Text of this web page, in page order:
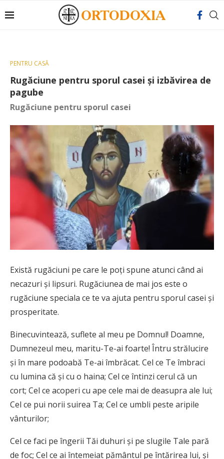
PENTRU CASĂ
Rugăciune pentru sporul casei și izbăvirea de
pagube
Rugăciune pentru sporul casei
Există rugăciuni pe care le poți spune atunci când ai
necazuri și lipsuri. Rugăciunea de mai jos este o
rugăciune speciala ce te va ajuta pentru sporul casei și
prosperitate.
Binecuvintează, suflete al meu pe Domnul! Doamne,
Dumnezeul meu, maritu-Te-ai foarte! Întru strălucire
şi în mare podoabă Te-ai îmbrăcat. Cel ce Te îmbraci
cu lumina că şi cu o haina; Cel ce întinzi cerul că un
cort; Cel ce acoperi cu ape cele mai de deasupra ale lui;
Cel ce pui norii suirea Ta; Cel ce umbli peste aripile
vânturilor;
Cel ce faci pe îngerii Tăi duhuri şi pe slugile Tale pară
de foc; Cel ce ai întemeiat pământul pe întărirea lui, şi